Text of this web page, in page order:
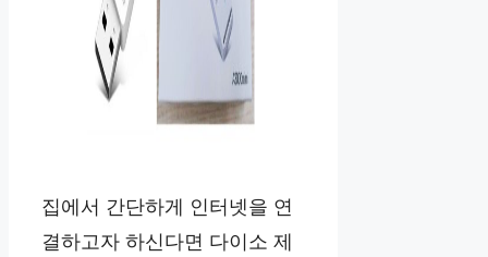
집에서 간단하게 인터넷을 연
결하고자 하신다면 다이소 제